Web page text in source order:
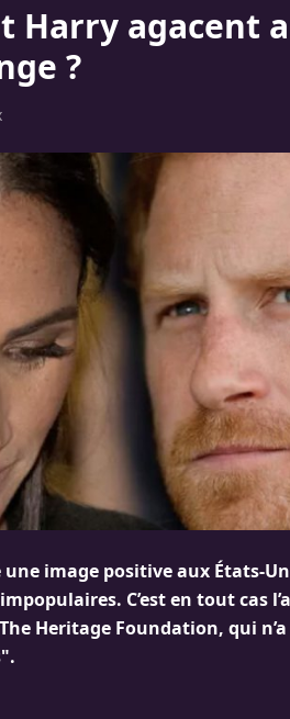
Harry agacent
?
une image positive aux États-
C’est en tout cas
Heritage Foundation, qui